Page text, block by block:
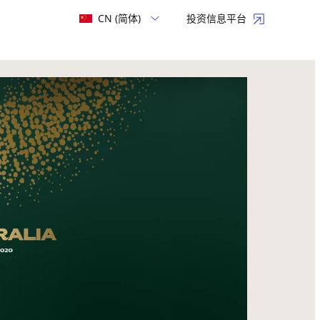
CN (简体) 投资信息平台